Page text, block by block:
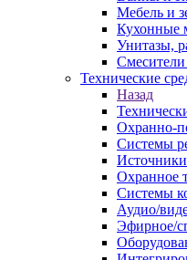
Мебель и
Кухонные
Унитазы,
Технические
Назад
Охранно-
Системы
Охранное
Системы
Аудио/
Эфирное/